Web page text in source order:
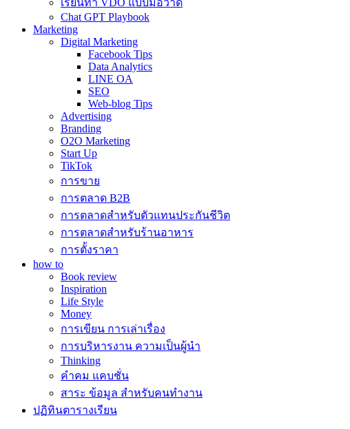
เรียนทำ VDO แบบมือวาด
Chat GPT Playbook
Marketing
Digital Marketing
Facebook Tips
Data Analytics
LINE OA
SEO
Web-blog Tips
Advertising
Branding
O2O Marketing
Start Up
TikTok
การขาย
การตลาด B2B
การตลาดสำหรับตัวแทนประกันชีวิต
การตลาดสำหรับร้านอาหาร
การตั้งราคา
how to
Book review
Inspiration
Life Style
Money
การเขียน การเล่าเรื่อง
การบริหารงาน ความเป็นผู้นำ
Thinking
คำคม แคบชั่น
สาระ ข้อมูล สำหรับคนทำงาน
ปฏิทินตารางเรียน